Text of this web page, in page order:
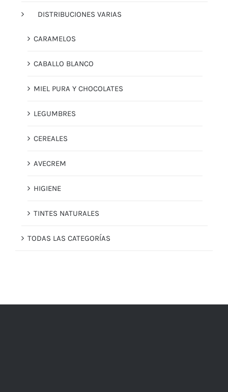
DISTRIBUCIONES VARIAS
CARAMELOS
CABALLO BLANCO
MIEL PURA Y CHOCOLATES
LEGUMBRES
CEREALES
AVECREM
HIGIENE
TINTES NATURALES
TODAS LAS CATEGORÍAS